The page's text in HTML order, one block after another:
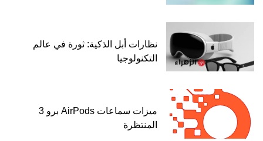
نظارات أبل الذكية: ثورة في عالم
التكنولوجيا
ميزات سماعات AirPods برو 3
المنتظرة